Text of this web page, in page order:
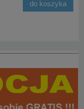
do koszyka